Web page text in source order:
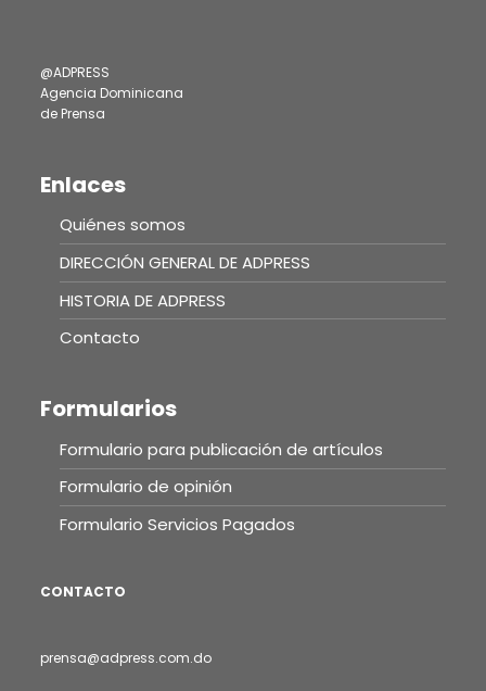
@ADPRESS
Agencia Dominicana
de Prensa
Enlaces
Quiénes somos
DIRECCIÓN GENERAL DE ADPRESS
HISTORIA DE ADPRESS
Contacto
Formularios
Formulario para publicación de artículos
Formulario de opinión
Formulario Servicios Pagados
CONTACTO
prensa@adpress.com.do